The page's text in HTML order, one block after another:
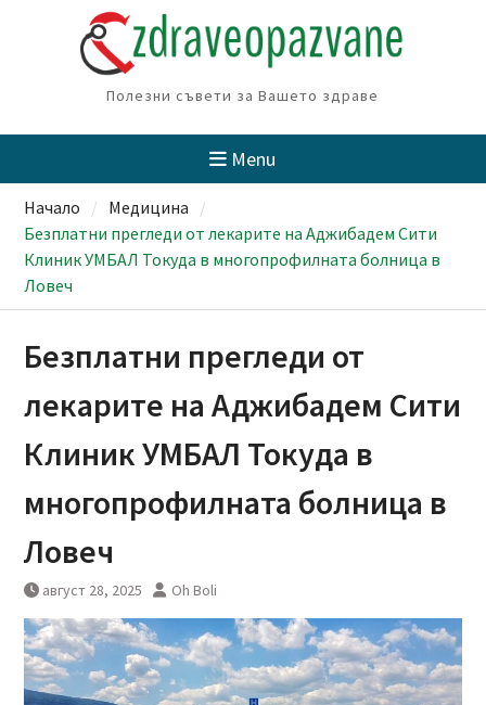
Полезни съвети за Вашето здраве
Menu
Начало
Медицина
Безплатни прегледи от лекарите на Аджибадем Сити
Клиник УМБАЛ Токуда в многопрофилната болница в
Ловеч
Безплатни прегледи от
лекарите на Аджибадем Сити
Клиник УМБАЛ Токуда в
многопрофилната болница в
Ловеч
август 28, 2025 Oh Boli